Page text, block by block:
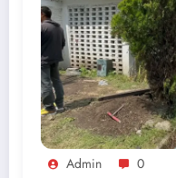
Admin 0